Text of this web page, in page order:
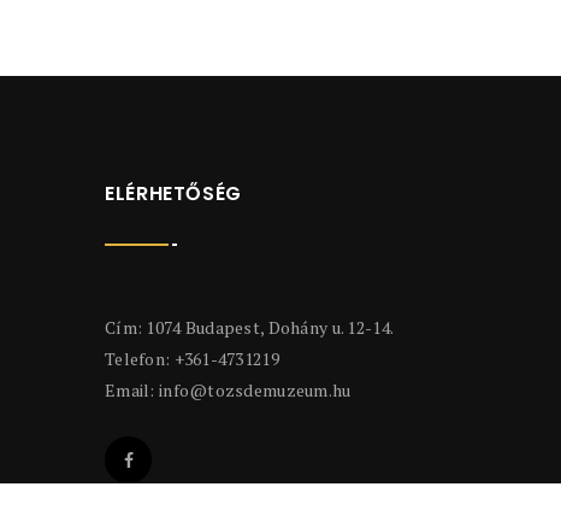
ELÉRHETŐSÉG
Cím: 1074 Budapest, Dohány u. 12-14.
Telefon: +361-4731219
Email: info@tozsdemuzeum.hu